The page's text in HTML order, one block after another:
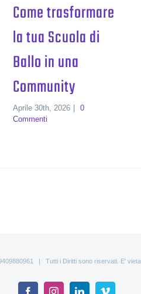
Come trasformare
la tua Scuola di
Ballo in una
Community
Aprile 30th, 2026
0
Commenti
| Tutti i Diritti sono riservati. E'